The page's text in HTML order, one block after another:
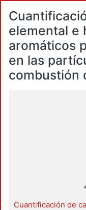
elemental e
aromáticos
en las
combustión
Cuantificación de